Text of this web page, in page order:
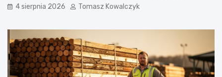
4 sierpnia 2026 Tomasz Kowalczyk